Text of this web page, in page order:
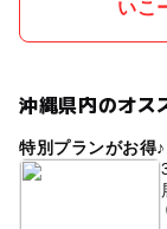
いこ
沖縄県内のオス
特別プランがお得